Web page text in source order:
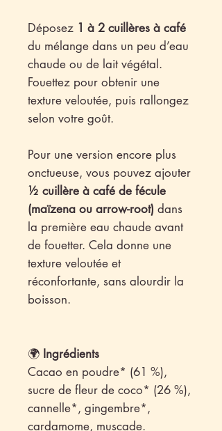
Déposez 1 à 2 cuillères à café
du mélange dans un peu d’eau
chaude ou de lait végétal.
Fouettez pour obtenir une
texture veloutée, puis rallongez
selon votre goût.
Pour une version encore plus
onctueuse, vous pouvez ajouter
½ cuillère à café de fécule
(maïzena ou arrow-root) dans
la première eau chaude avant
de fouetter. Cela donne une
texture veloutée et
réconfortante, sans alourdir la
boisson.
🌍 Ingrédients
Cacao en poudre* (61 %),
sucre de fleur de coco* (26 %),
cannelle*, gingembre*,
cardamome, muscade.